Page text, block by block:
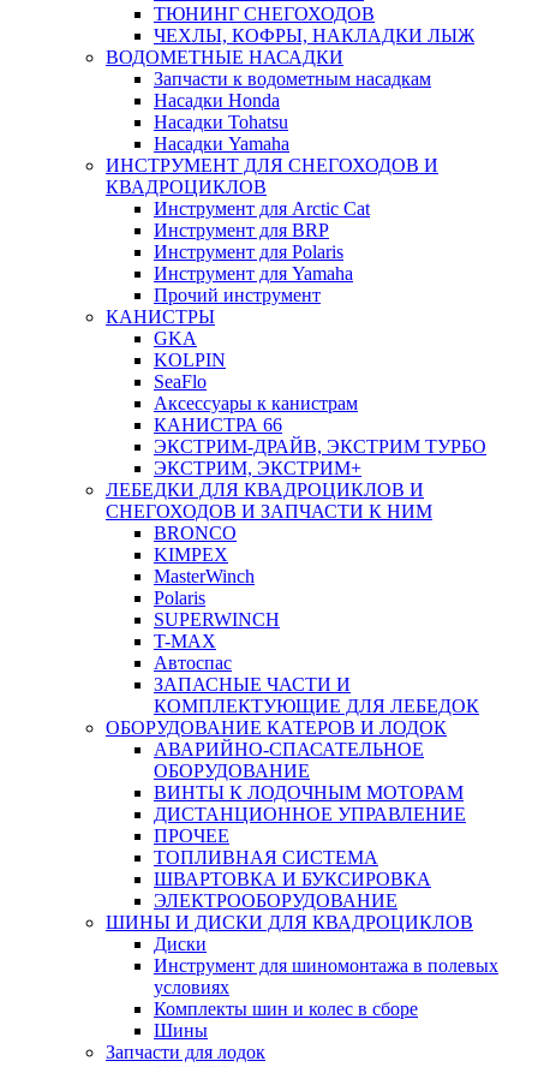
ТЮНИНГ СНЕГОХОДОВ
ЧЕХЛЫ, КОФРЫ, НАКЛАДКИ ЛЫЖ
ВОДОМЕТНЫЕ НАСАДКИ
Запчасти к водометным насадкам
Насадки Honda
Насадки Tohatsu
Насадки Yamaha
ИНСТРУМЕНТ ДЛЯ СНЕГОХОДОВ И
КВАДРОЦИКЛОВ
Инструмент для Arctic Cat
Инструмент для BRP
Инструмент для Polaris
Инструмент для Yamaha
Прочий инструмент
КАНИСТРЫ
GKA
KOLPIN
SeaFlo
Аксессуары к канистрам
КАНИСТРА 66
ЭКСТРИМ-ДРАЙВ, ЭКСТРИМ ТУРБО
ЭКСТРИМ, ЭКСТРИМ+
ЛЕБЕДКИ ДЛЯ КВАДРОЦИКЛОВ И
СНЕГОХОДОВ И ЗАПЧАСТИ К НИМ
BRONCO
KIMPEX
MasterWinch
Polaris
SUPERWINCH
T-MAX
Автоспас
ЗАПАСНЫЕ ЧАСТИ И
КОМПЛЕКТУЮЩИЕ ДЛЯ ЛЕБЕДОК
ОБОРУДОВАНИЕ КАТЕРОВ И ЛОДОК
АВАРИЙНО-СПАСАТЕЛЬНОЕ
ОБОРУДОВАНИЕ
ВИНТЫ К ЛОДОЧНЫМ МОТОРАМ
ДИСТАНЦИОННОЕ УПРАВЛЕНИЕ
ПРОЧЕЕ
ТОПЛИВНАЯ СИСТЕМА
ШВАРТОВКА И БУКСИРОВКА
ЭЛЕКТРООБОРУДОВАНИЕ
ШИНЫ И ДИСКИ ДЛЯ КВАДРОЦИКЛОВ
Диски
Инструмент для шиномонтажа в полевых
условиях
Комплекты шин и колес в сборе
Шины
Запчасти для лодок